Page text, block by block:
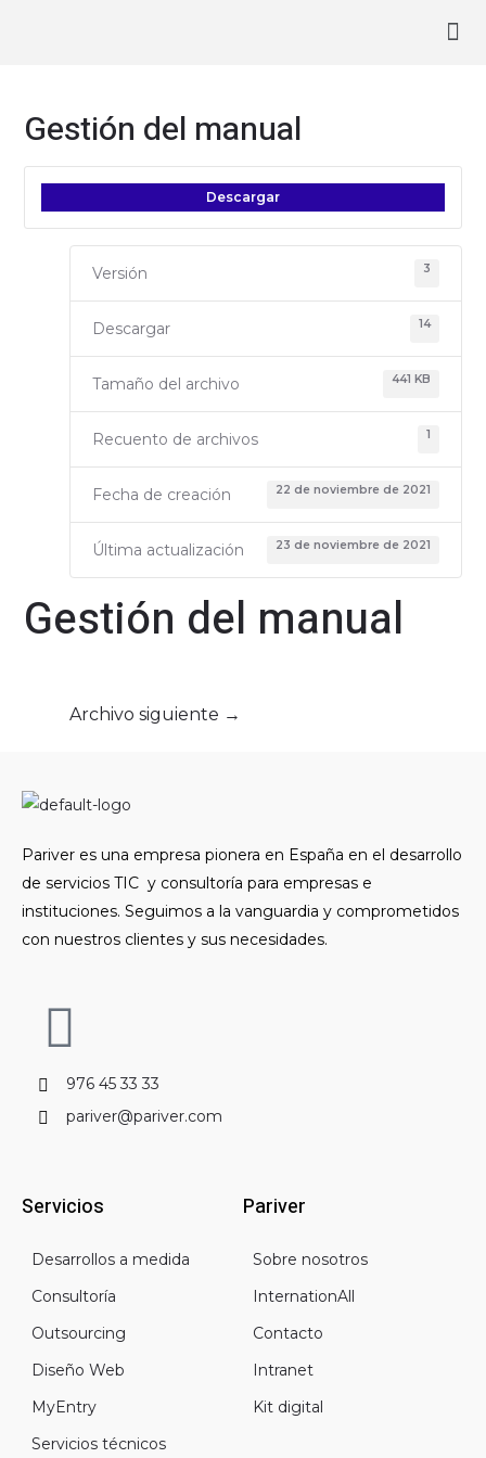
Gestión del manual
Descargar
Versión 3
Descargar 14
Tamaño del archivo 441 KB
Recuento de archivos 1
Fecha de creación 22 de noviembre de 2021
Última actualización 23 de noviembre de 2021
Gestión del manual
Archivo siguiente →
Pariver es una empresa pionera en España en el desarrollo
de servicios TIC y consultoría para empresas e
instituciones. Seguimos a la vanguardia y comprometidos
con nuestros clientes y sus necesidades.
L
i
n
k
e
d
i
n
976 45 33 33
pariver@pariver.com
Servicios
Desarrollos a medida
Consultoría
Outsourcing
Diseño Web
MyEntry
Servicios técnicos
Pariver
Sobre nosotros
InternationAll
Contacto
Intranet
Kit digital